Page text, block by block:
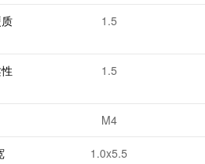
1.5
1.5
M4
1.0x5.5